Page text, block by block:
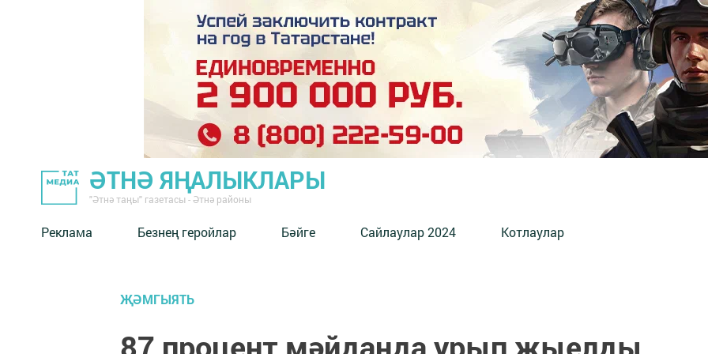
ӘТНӘ ЯҢАЛЫКЛАРЫ
"Әтнә таңы" газетасы - Әтнә районы
Реклама Безнең геройлар Бәйге Сайлаулар 2024 Котлаулар
ҖӘМГЫЯТЬ
87 процент мәйданда урып җыелды